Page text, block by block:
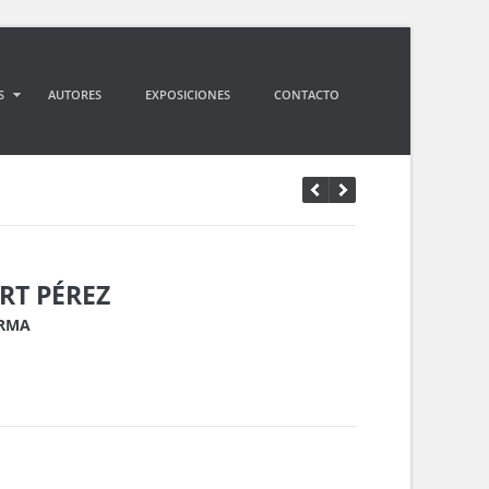
AUTORES EXPOSICIONES CONTACTO
PÉREZ